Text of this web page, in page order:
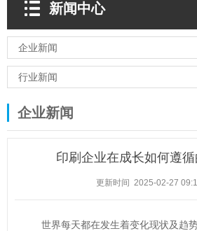
新闻中心
企业新闻
行业新闻
企业新闻
印刷企业在成长如何遵循
更新时间 2025-02-27
世界每天都在发生着变化现状及趋